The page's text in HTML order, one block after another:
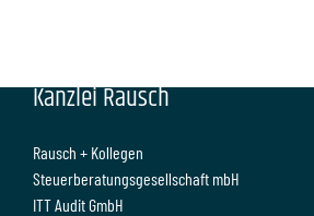
Kanzlei Rausch
Rausch + Kollegen
Steuerberatungsgesellschaft mbH
ITT Audit GmbH